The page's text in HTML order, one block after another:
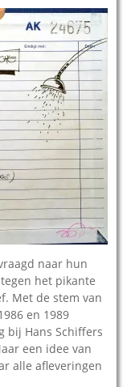
naar hun
het pikante
Met de stem van
en 1989
bij Hans Schiffers
een idee van
alle afleveringen